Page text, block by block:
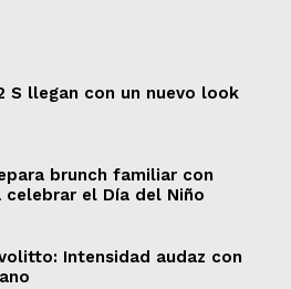
S llegan con un nuevo look
brunch familiar con
el Día del Niño
Intensidad audaz con